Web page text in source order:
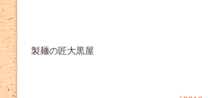
製麺の匠大黒屋